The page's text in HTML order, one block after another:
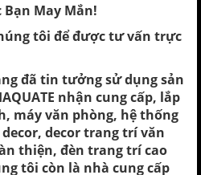
May Mắn!
tôi để được tư vấn trực
đã tin tưởng sử dụng sản
nhận cung cấp, lắp
máy văn phòng, hệ thống
decor trang trí văn
thiện, đèn trang trí cao
tôi còn là nhà cung cấp